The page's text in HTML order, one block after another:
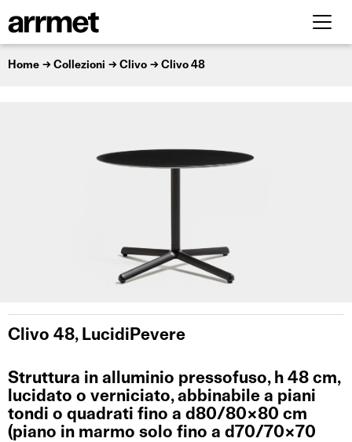
Home Collezioni Clivo Clivo 48
Clivo 48, LucidiPevere
Struttura in alluminio pressofuso, h 48 cm,
lucidato o verniciato, abbinabile a piani
tondi o quadrati fino a d80/80×80 cm
(piano in marmo solo fino a d70/70×70